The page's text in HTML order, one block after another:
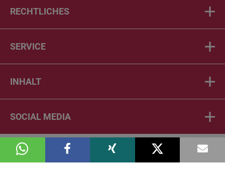
RECHTLICHES
SERVICE
INHALT
SOCIAL MEDIA
© 2026 DIE PTA IN DER APOTHEKE